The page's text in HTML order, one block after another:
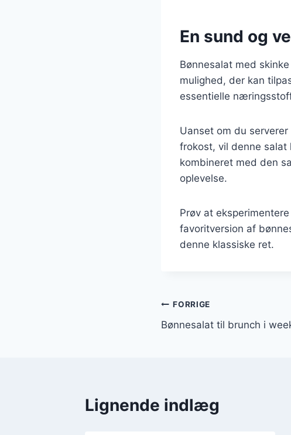
En sund og
Bønnesalat med
mulighed, der kan
essentielle
Uanset om du
frokost, vil denne
kombineret med den
oplevelse.
Prøv at
favoritversion af
denne klassiske ret.
FORRIGE
Bønnesalat til brunch i
Lignende indlæg